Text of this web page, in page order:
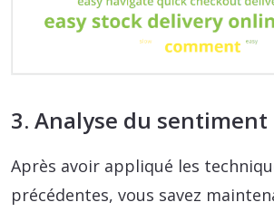
3. Analyse du sentiment
Après avoir appliqué les
précédentes, vous savez